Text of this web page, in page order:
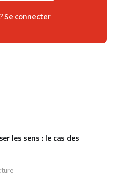
Se connecter
les sens : le cas des